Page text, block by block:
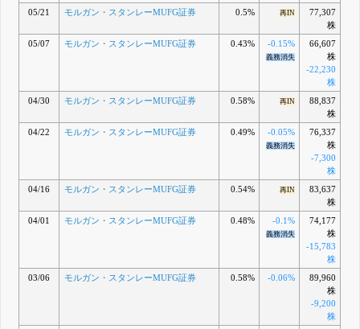
05/21
モルガン・スタンレーMUFG証券 0.5% 再IN
77,307
株
05/07
モルガン・スタンレーMUFG証券 0.43% -0.15%
義務消失
66,607
株
-22,230
株
04/30
モルガン・スタンレーMUFG証券 0.58% 再IN
88,837
株
04/22
モルガン・スタンレーMUFG証券 0.49% -0.05%
義務消失
76,337
株
-7,300
株
04/16
モルガン・スタンレーMUFG証券 0.54% 再IN
83,637
株
04/01
モルガン・スタンレーMUFG証券 0.48% -0.1%
義務消失
74,177
株
-15,783
株
03/06
モルガン・スタンレーMUFG証券 0.58% -0.06%
89,960
株
-9,200
株